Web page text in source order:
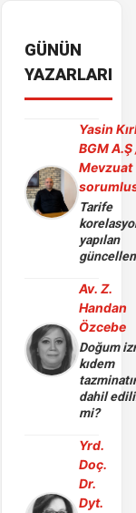
GÜNÜN
YAZARLARI
Yasin
BGM A.Ş
Mevzuat
Tarife
yapılan
Av. Z.
Handan
Özcebe
Doğum
kıdem
dahil
mi?
Yrd.
Doç.
Dr.
Dyt.